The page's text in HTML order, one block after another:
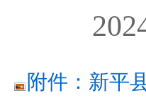
附件：新平